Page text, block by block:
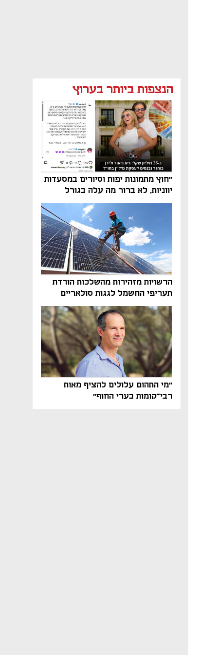
הנצפות ביותר בערוץ
"חוץ מתמונות יפות וסיורים במסעדות
יווניות, לא ברור מה עלה בגורל
פרויקט הנדל"ן"
הרשויות מזהירות מהשלכות הורדת
תעריפי החשמל לגגות סולאריים
בסוף השנה
"מי התהום עלולים להציף מאות
רבי־קומות בערי החוף"